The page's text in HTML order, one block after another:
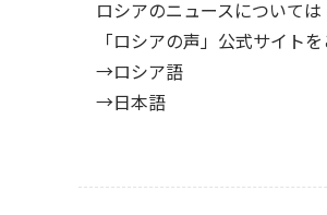
ロシアのニュースについては
「ロシアの声」公式サイト
→ロシア語
→日本語